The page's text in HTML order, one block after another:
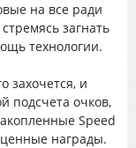
на все ради
загнать
технологии.
захочется, и
подсчета очков,
Speed
награды.